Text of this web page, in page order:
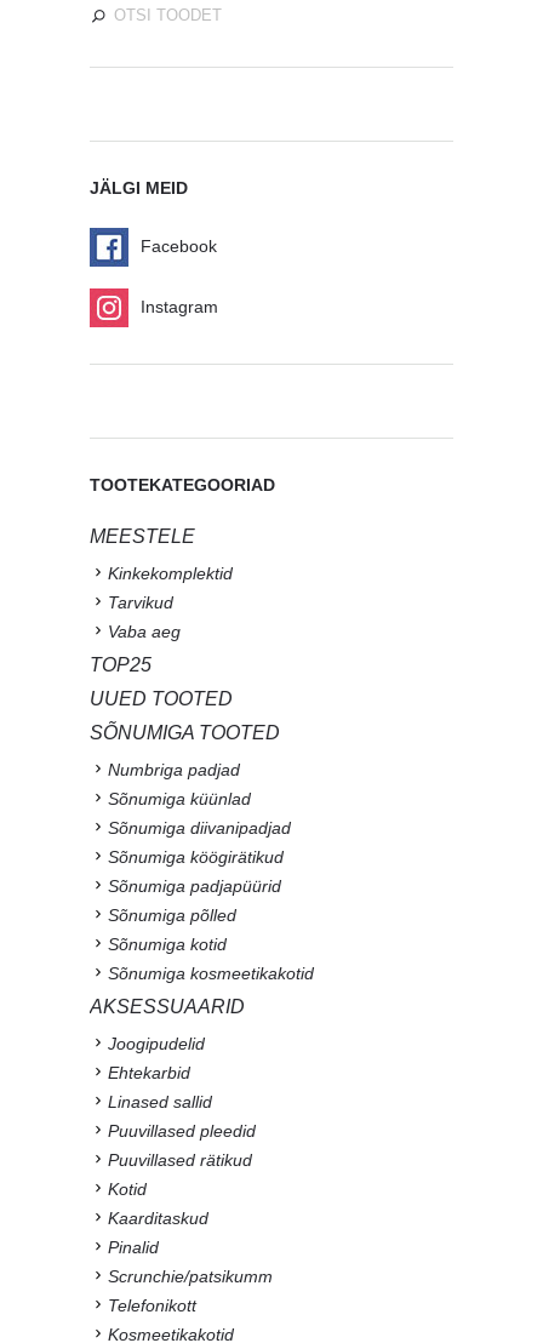
JÄLGI MEID
Facebook
Instagram
TOOTEKATEGOORIAD
MEESTELE
Kinkekomplektid
Tarvikud
Vaba aeg
TOP25
UUED TOOTED
SÕNUMIGA TOOTED
Numbriga padjad
Sõnumiga küünlad
Sõnumiga diivanipadjad
Sõnumiga köögirätikud
Sõnumiga padjapüürid
Sõnumiga põlled
Sõnumiga kotid
Sõnumiga kosmeetikakotid
AKSESSUAARID
Joogipudelid
Ehtekarbid
Linased sallid
Puuvillased pleedid
Puuvillased rätikud
Kotid
Kaarditaskud
Pinalid
Scrunchie/patsikumm
Telefonikott
Kosmeetikakotid